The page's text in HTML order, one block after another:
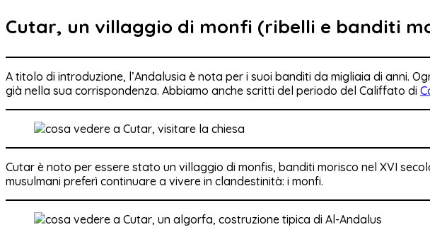
Cutar, un villaggio di monfi (ribelli e banditi
A titolo di introduzione, l’Andalusia è nota per i suoi banditi da migliaia di anni.
già nella sua corrispondenza. Abbiamo anche scritti del periodo del Califfato di
Cutar è noto per essere stato un villaggio di monfis, banditi morisco nel XVI
musulmani preferì continuare a vivere in clandestinità: i monfi.